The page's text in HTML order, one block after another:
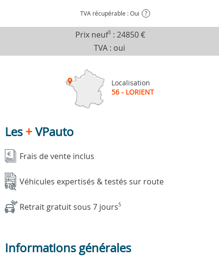
TVA récupérable : Oui ?
Prix neuf3 : 24850 €
TVA : oui
Localisation
56 - LORIENT
Les+VPauto
Frais de vente inclus
Véhicules expertisés & testés sur route
Retrait gratuit sous 7 jours5
Informations générales